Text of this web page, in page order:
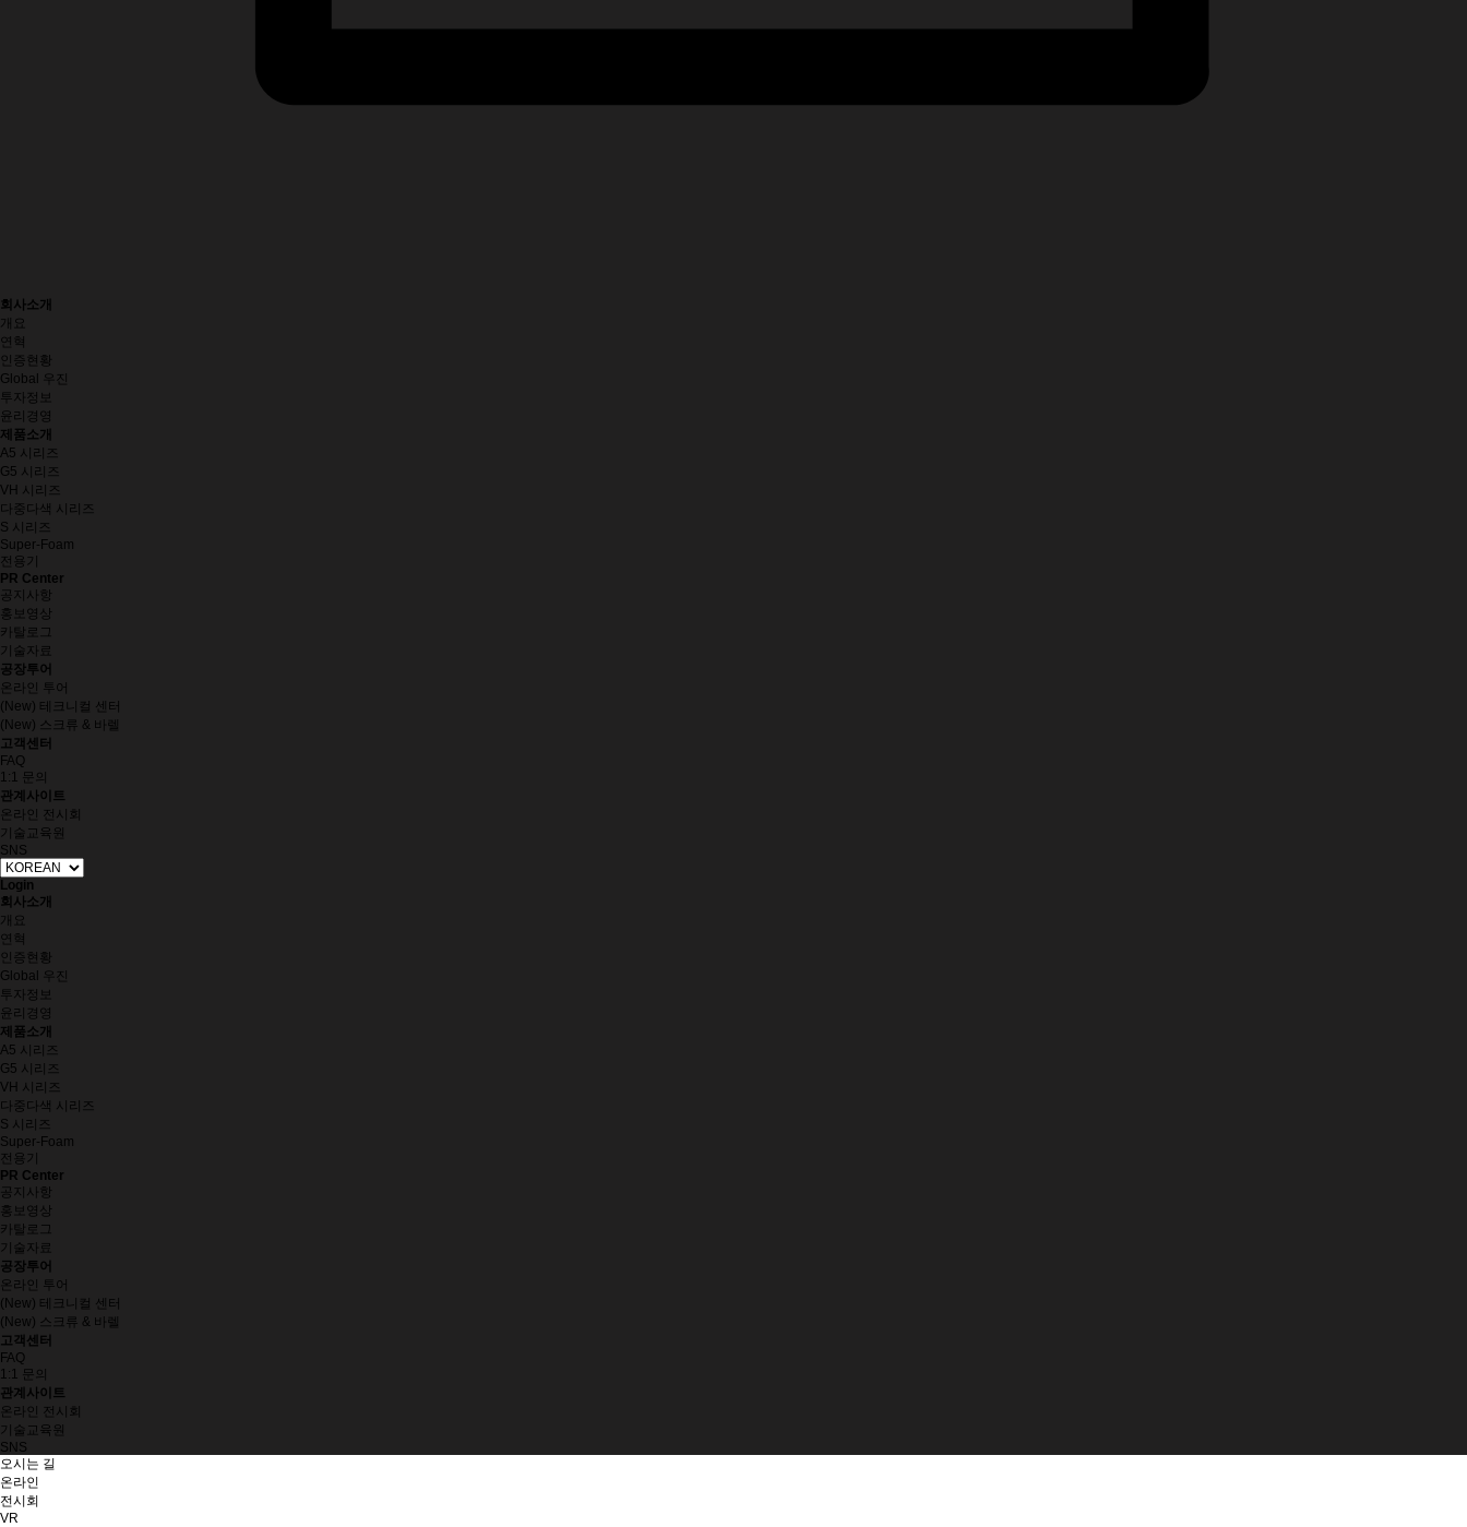
회사소개
개요
연혁
인증현황
Global 우진
투자정보
윤리경영
제품소개
A5 시리즈
G5 시리즈
VH 시리즈
다중다색 시리즈
S 시리즈
Super-Foam
전용기
PR Center
공지사항
홍보영상
카탈로그
기술자료
공장투어
온라인 투어
(New) 테크니컬 센터
(New) 스크류 & 바렐
고객센터
FAQ
1:1 문의
관계사이트
온라인 전시회
기술교육원
SNS
Login
회사소개
개요
연혁
인증현황
Global 우진
투자정보
윤리경영
제품소개
A5 시리즈
G5 시리즈
VH 시리즈
다중다색 시리즈
S 시리즈
Super-Foam
전용기
PR Center
공지사항
홍보영상
카탈로그
기술자료
공장투어
온라인 투어
(New) 테크니컬 센터
(New) 스크류 & 바렐
고객센터
FAQ
1:1 문의
관계사이트
온라인 전시회
기술교육원
SNS
오시는 길
온라인
전시회
VR